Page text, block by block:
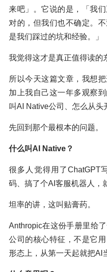
来吧」。它说的是，「我
对的，但我们也不确定。
是我们踩过的坑和经验。」
我觉得这才是真正值得读的
所以今天这篇文章，我想
加上我自己这一年多观察
叫AI Native公司、怎么从头
先回到那个最根本的问题。
什么叫AI Native？
很多人觉得用了ChatGPT
码、搞了个AI客服机器人，
坦率的讲，这叫贴膏药。
Anthropic在这份手册里给
公司的核心特征，不是它
形态上，从第一天起就把AI